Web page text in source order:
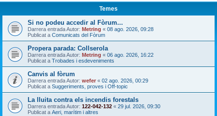
Temes
Si no podeu accedir al Fòrum...
Darrera entrada Autor: Metring « 08 ago. 2026, 09:28
Publicat a Comunicats del Fòrum
Propera parada: Collserola
Darrera entrada Autor: Metring « 06 ago. 2026, 16:22
Publicat a Trobades i esdeveniments
Canvis al fòrum
Darrera entrada Autor: wefer « 02 ago. 2026, 00:29
Publicat a Suggeriments, proves i Off-topic
La lluita contra els incendis forestals
Darrera entrada Autor: 122-042-132 « 29 jul. 2026, 09:30
Publicat a Aeri, marítim i altres